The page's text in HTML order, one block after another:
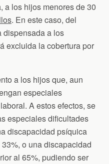
a los hijos menores de 30
. En este caso, del
dispensada a los
excluida la cobertura por
a los hijos que, aun
especiales
A estos efectos, se
especiales dificultades
discapacidad psíquica
o una discapacidad
al 65%, pudiendo ser